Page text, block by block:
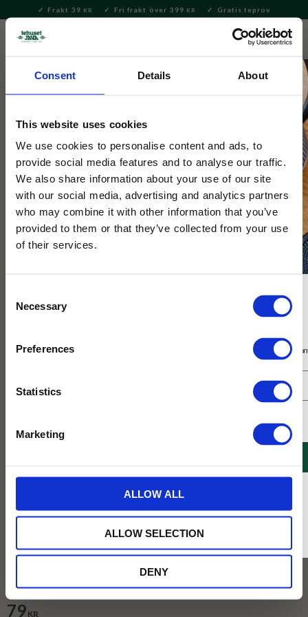
Consent Details About
This website uses cookies
We use cookies to personalise content and ads, to
provide social media features and to analyse our traffic.
We also share information about your use of our site
with our social media, advertising and analytics partners
who may combine it with other information that you’ve
provided to them or that they’ve collected from your use
of their services.
Selection
Necessary
Preferences
Statistics
Marketing
ALLOW ALL
ALLOW SELECTION
DENY
Meny
Frakt 39 KR Fri frakt över 399 KR Gratis teprov
Te Löste Rooibos
Rooibos Bubbel med
jordgubb/blåklint
Rooibos smaksatt med bubbel, jordgubb och blåklint. När man
vill fira alkoholfritt!
Vikt :100g
79KR
Få 10% rabatt på ditt första köp på nätet och ta del av erbjudanden året
* Rabatten gäller endast online på Tehusetjava.se. Rabatten fungerar endast på